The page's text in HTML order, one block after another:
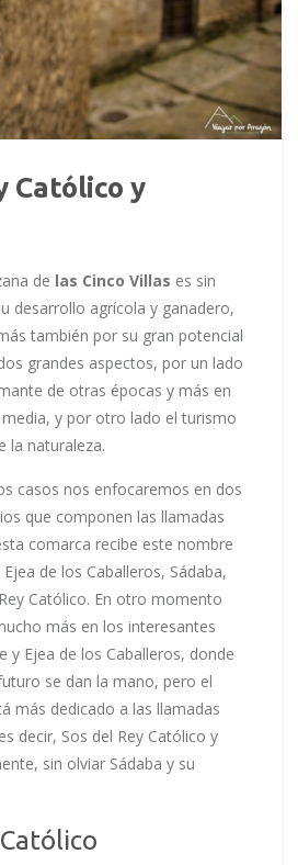
Católico y
de las Cinco Villas es sin
desarrollo agrícola y ganadero,
también por su gran potencial
grandes aspectos, por un lado
de otras épocas y más en
y por otro lado el turismo
la naturaleza.
casos nos enfocaremos en dos
que componen las llamadas
comarca recibe este nombre
de los Caballeros, Sádaba,
Católico. En otro momento
más en los interesantes
y Ejea de los Caballeros, donde
se dan la mano, pero el
más dedicado a las llamadas
decir, Sos del Rey Católico y
sin olviar Sádaba y su